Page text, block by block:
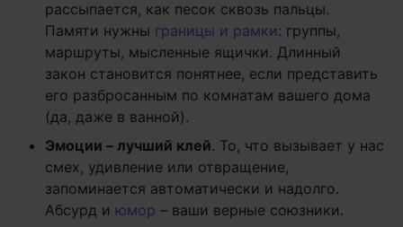
рассыпается, как песок сквозь пальцы.
Памяти нужны границы и рамки: группы,
маршруты, мысленные ящички. Длинный
закон становится понятнее, если представить
его разбросанным по комнатам вашего дома
(да, даже в ванной).
Эмоции – лучший клей. То, что вызывает у нас
смех, удивление или отвращение,
запоминается автоматически и надолго.
Абсурд и юмор – ваши верные союзники.